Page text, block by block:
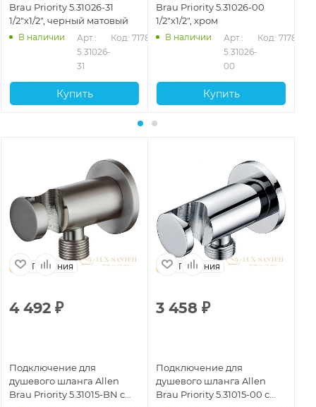
Brau Priority 5.31026-31
1/2"х1/2", черный матовый
В наличии
Арт.:
5.31026-
31
Код: 71787
Купить
Brau Priority 5.31026-00
1/2"х1/2", хром
В наличии
Арт.:
5.31026-
00
Код: 71786
Купить
Германия
4 492 ₽
Подключение для
душевого шланга Allen
Brau Priority 5.31015-BN с
Германия
3 458 ₽
Подключение для
душевого шланга Allen
Brau Priority 5.31015-00 с